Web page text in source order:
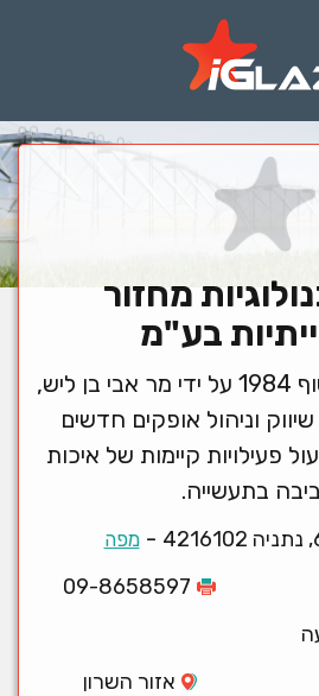
מחזור
בע"מ
החברה הוקמה בסוף 1984 על ידי מר אבי בן ליש,
וניהול אופקים חדשים
פעילויות קיימות של איכות
בתעשייה.
-מפה
09-8658597
אזור השרון